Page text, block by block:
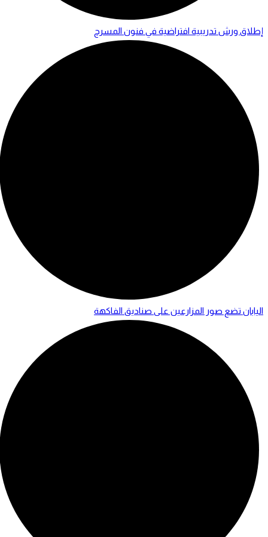
إطلاق ورش تدريبية افتراضية في فنون المسرح
اليابان تضع صور المزارعين على صناديق الفاكهة